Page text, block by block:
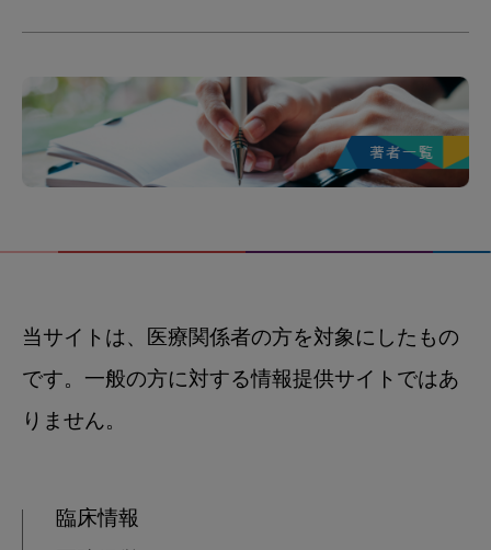
当サイトは、医療関係者の方を対象にしたもの
です。一般の方に対する情報提供サイトではあ
りません。
臨床情報